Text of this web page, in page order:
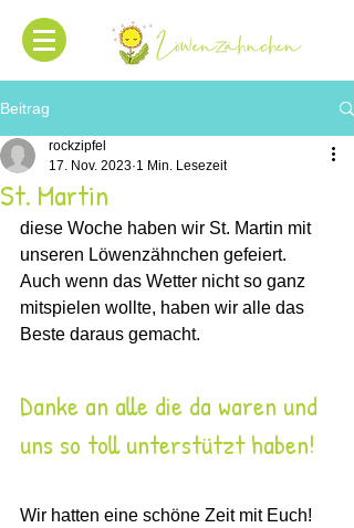
Beitrag
St. Martin
rockzipfel
17. Nov. 2023 1 Min. Lesezeit
diese Woche haben wir St. Martin mit
unseren Löwenzähnchen gefeiert.
Auch wenn das Wetter nicht so ganz
mitspielen wollte, haben wir alle das
Beste daraus gemacht.
Danke an alle die da waren und
uns so toll unterstützt haben!
Wir hatten eine schöne Zeit mit Euch!